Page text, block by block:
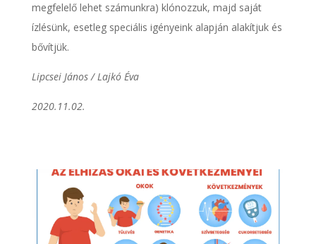
megfelelő lehet számunkra) klónozzuk, majd saját
ízlésünk, esetleg speciális igényeink alapján alakítjuk és
bővítjük.
Lipcsei János / Lajkó Éva
2020.11.02.